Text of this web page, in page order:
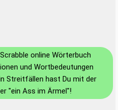
online Wörterbuch
und Wortbedeutungen
Streitfällen hast Du mit der
"ein Ass im Ärmel"!